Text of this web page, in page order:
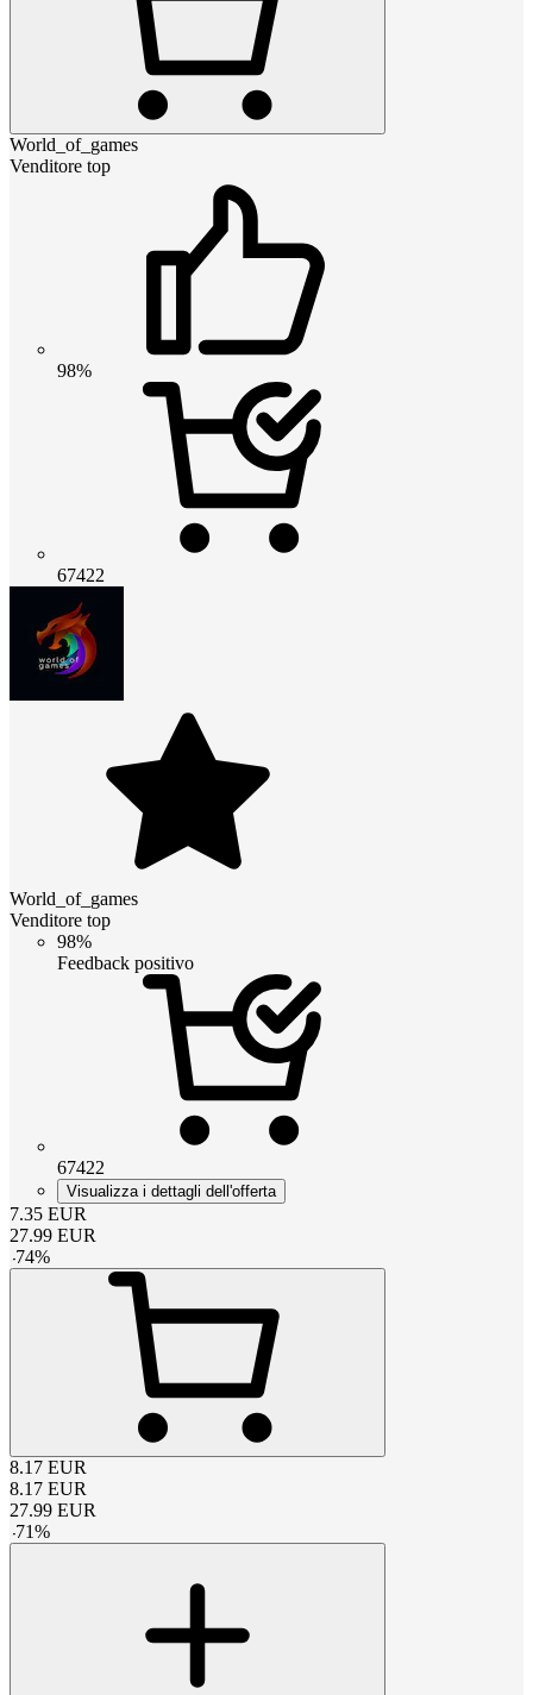
World_of_games
Venditore top
98%
67422
World_of_games
Venditore top
98%
Feedback positivo
67422
Visualizza i dettagli dell'offerta
7.35 EUR
27.99 EUR
-74%
8.17 EUR
8.17 EUR
27.99 EUR
-71%